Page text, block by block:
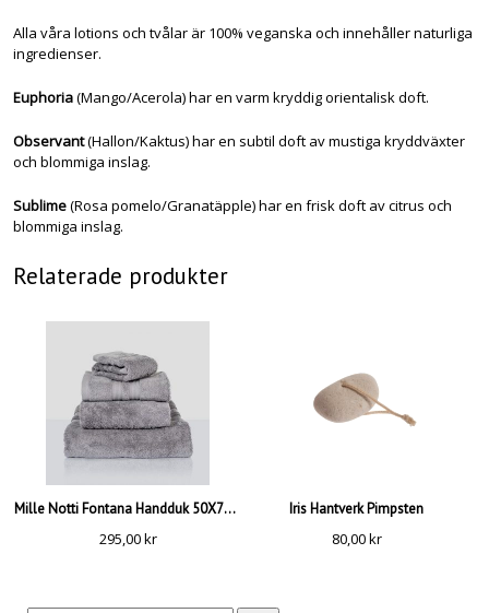
Alla våra lotions och tvålar är 100% veganska och innehåller naturliga
ingredienser.
Euphoria(Mango/Acerola) har en varm kryddig orientalisk doft.
Observant(Hallon/Kaktus) har en subtil doft av mustiga kryddväxter
och blommiga inslag.
Sublime(Rosa pomelo/Granatäpple) har en frisk doft av citrus och
blommiga inslag.
Relaterade produkter
Mille Notti Fontana Handduk 50X70, Grå
295,00kr
Iris Hantverk Pimpsten
80,00kr